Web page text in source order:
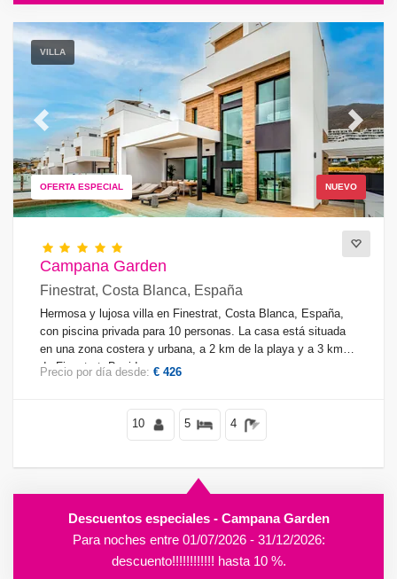
VILLA
NUEVO
OFERTA ESPECIAL
Previous Next
Campana Garden
Finestrat, Costa Blanca, España
Hermosa y lujosa villa en Finestrat, Costa Blanca, España,
con piscina privada para 10 personas. La casa está situada
en una zona costera y urbana, a 2 km de la playa y a 3 km
de Finestrat, Benidorm.
Precio por día desde: € 426
10 5 4
Descuentos especiales - Campana Garden
Para noches entre 01/07/2026 - 31/12/2026:
descuento!!!!!!!!!!!! hasta 10 %.